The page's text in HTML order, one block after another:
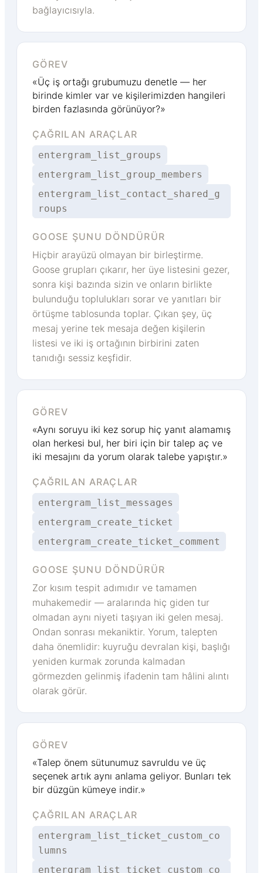
bağlayıcısıyla.
GÖREV
«Üç iş ortağı grubumuzu denetle — her
birinde kimler var ve kişilerimizden hangileri
birden fazlasında görünüyor?»
ÇAĞRILAN ARAÇLAR
entergram_list_groups
entergram_list_group_members
entergram_list_contact_shared_g
roups
GOOSE ŞUNU DÖNDÜRÜR
Hiçbir arayüzü olmayan bir birleştirme.
Goose grupları çıkarır, her üye listesini gezer,
sonra kişi bazında sizin ve onların birlikte
bulunduğu toplulukları sorar ve yanıtları bir
örtüşme tablosunda toplar. Çıkan şey, üç
mesaj yerine tek mesaja değen kişilerin
listesi ve iki iş ortağının birbirini zaten
tanıdığı sessiz keşfidir.
GÖREV
«Aynı soruyu iki kez sorup hiç yanıt alamamış
olan herkesi bul, her biri için bir talep aç ve
iki mesajını da yorum olarak talebe yapıştır.»
ÇAĞRILAN ARAÇLAR
entergram_list_messages
entergram_create_ticket
entergram_create_ticket_comment
GOOSE ŞUNU DÖNDÜRÜR
Zor kısım tespit adımıdır ve tamamen
muhakemedir — aralarında hiç giden tur
olmadan aynı niyeti taşıyan iki gelen mesaj.
Ondan sonrası mekaniktir. Yorum, talepten
daha önemlidir: kuyruğu devralan kişi, başlığı
yeniden kurmak zorunda kalmadan
görmezden gelinmiş ifadenin tam hâlini alıntı
olarak görür.
GÖREV
«Talep önem sütunumuz savruldu ve üç
seçenek artık aynı anlama geliyor. Bunları tek
bir düzgün kümeye indir.»
ÇAĞRILAN ARAÇLAR
entergram_list_ticket_custom_co
lumns
entergram_list_ticket_custom_co